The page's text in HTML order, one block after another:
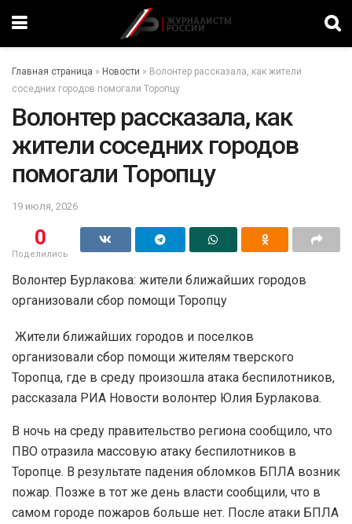
Главная страница » Новости » Волонтер рассказала, как жители
соседних городов помогали Торопцу
Волонтер рассказала, как
жители соседних городов
помогали Торопцу
19 июля, 2026
0
Поделились
Волонтер Бурлакова: жители ближайших городов
организовали сбор помощи Торопцу
Жители ближайших городов и поселков
организовали сбор помощи жителям тверского
Торопца, где в среду произошла атака беспилотников,
рассказала РИА Новости волонтер Юлия Бурлакова.
В ночь на среду правительство региона сообщило, что
ПВО отразила массовую атаку беспилотников в
Торопце. В результате падения обломков БПЛА возник
пожар. Позже в тот же день власти сообщили, что в
самом городе пожаров больше нет. После атаки БПЛА